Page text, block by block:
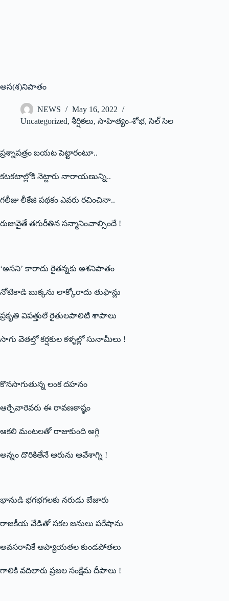
అస(శ)నిపాతం
NEWS
May 16, 2022
Uncategorized, శీర్షికలు, సాహిత్యం-శోభ, సిల్ సిల
ప్రశ్నాపత్రం బయట పెట్టారంటూ..
కటకటాల్లోకి నెట్టారు నారాయణున్ని..
గలీజు లీకేజి పథకం ఎవరు రచించినా..
రుజువైతే తగురీతిన సన్మానించాల్సిందే !
‘అసని’ కారాదు రైతన్నకు అశనిపాతం
నోటికాడి బుక్కను లాక్కోరాదు తుఫాన్లు
ప్రకృతి విపత్తులే రైతులపాలిటి శాపాలు
సాగు వెతల్తో కర్షకుల కళ్ళల్లో సునామీలు !
కొనసాగుతున్న లంక దహనం
ఆర్పేవారెవరు ఈ రావణకాష్ఠం
ఆకలి మంటలతో రాజుకుంది అగ్గి
అన్నం దొరికితేనే ఆరును ఆవేశాగ్ని !
భానుడి భగభగలకు నరుడు బేజారు
రాజకీయ వేడితో సకల జనులు పరేషాను
అవసరానికే ఆప్యాయతల కుండపోతలు
గాలికి వదిలారు ప్రజల సంక్షేమ దీపాలు !